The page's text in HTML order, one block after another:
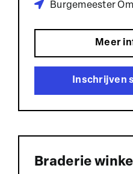
Burgemeester
Meer
Inschrijven
Braderie